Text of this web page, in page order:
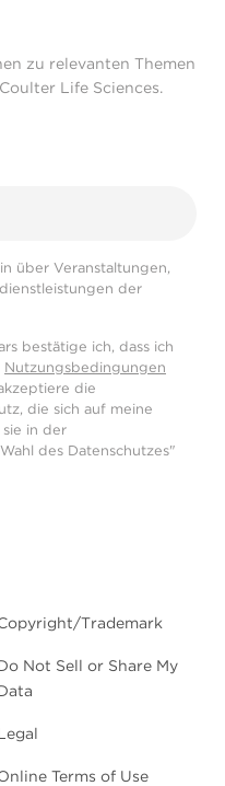
zu relevanten Themen
Life Sciences.
über Veranstaltungen,
der
bestätige ich, dass ich
Nutzungsbedingungen
die
die sich auf meine
in der
des Datenschutzes"
Trademark
Not Sell or Share My
Terms of Use